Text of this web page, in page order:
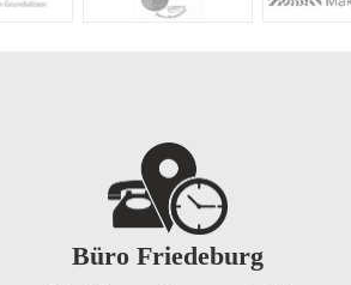
Büro Friedeburg